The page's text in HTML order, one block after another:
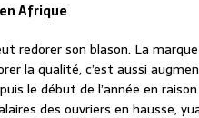
Afrique
redorer son blason. La
la qualité, c’est aussi
le début de l’année en
des ouvriers en hausse,